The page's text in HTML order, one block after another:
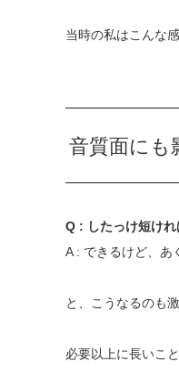
当時の私はこんな
音質面にも
Q : したっけ短け
A : できるけど、あ
と、こうなるのも
必要以上に長いこ